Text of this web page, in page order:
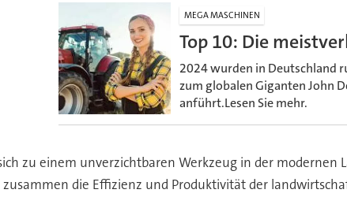
MEGA MASCHINEN
Top 10: Die
2024 wurden in Deutschland
zum globalen Giganten John
anführt.Lesen Sie mehr.
zu einem unverzichtbaren Werkzeug in der
die Effizienz und Produktivität der